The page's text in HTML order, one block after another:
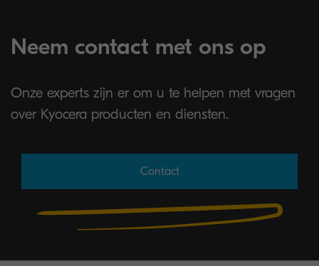
Neem contact met ons op
Onze experts zijn er om u te helpen met vragen
over Kyocera producten en diensten.
Contact